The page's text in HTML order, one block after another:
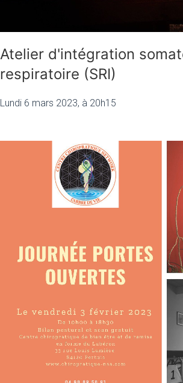
Atelier d'intégration
respiratoire (SRI)
Lundi 6 mars 2023, à 20h15